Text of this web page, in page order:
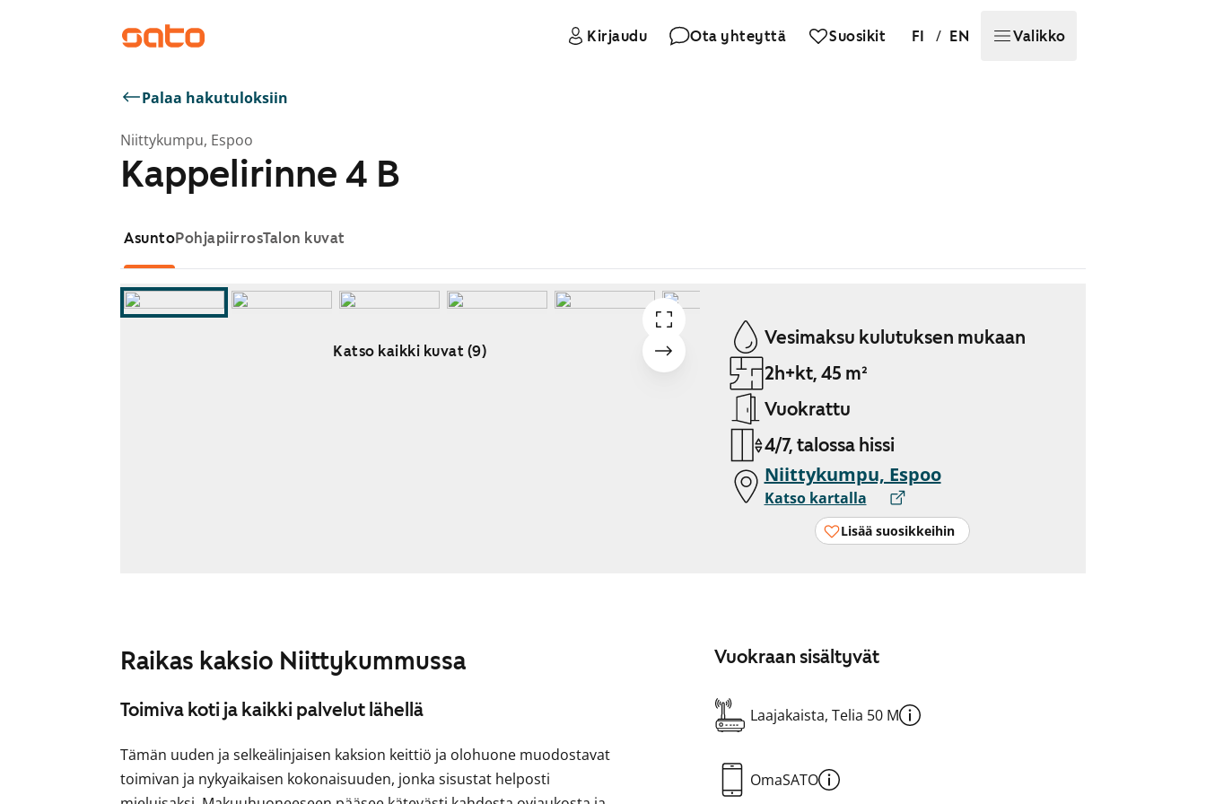
Kirjaudu Ota yhteyttä Suosikit FI / EN Valikko
Palaa hakutuloksiin
Niittykumpu, Espoo
Kappelirinne 4 B
AsuntoPohjapiirrosTalon kuvat
Katso kaikki kuvat (9)
Vesimaksu kulutuksen mukaan
2h+kt, 45 m²
Vuokrattu
4/7, talossa hissi
Niittykumpu, Espoo
Katso kartalla
Lisää suosikkeihin
Raikas kaksio Niittykummussa
Toimiva koti ja kaikki palvelut lähellä
Tämän uuden ja selkeälinjaisen kaksion keittiö ja olohuone muodostavat
toimivan ja nykyaikaisen kokonaisuuden, jonka sisustat helposti
Vuokraan sisältyvät
Laajakaista, Telia 50 M
OmaSATO